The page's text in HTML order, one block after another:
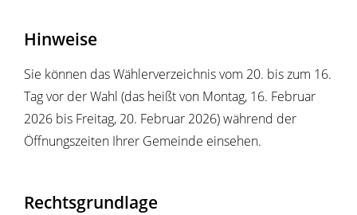
Hinweise
Sie können das Wählerverzeichnis vom 20. bis zum 16.
Tag vor der Wahl (das heißt von Montag, 16. Februar
2026 bis Freitag, 20. Februar 2026) während der
Öffnungszeiten Ihrer Gemeinde einsehen.
Rechtsgrundlage